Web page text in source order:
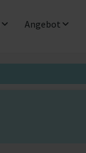
Angebot